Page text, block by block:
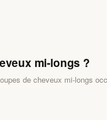
mi-longs ?
de cheveux mi-longs